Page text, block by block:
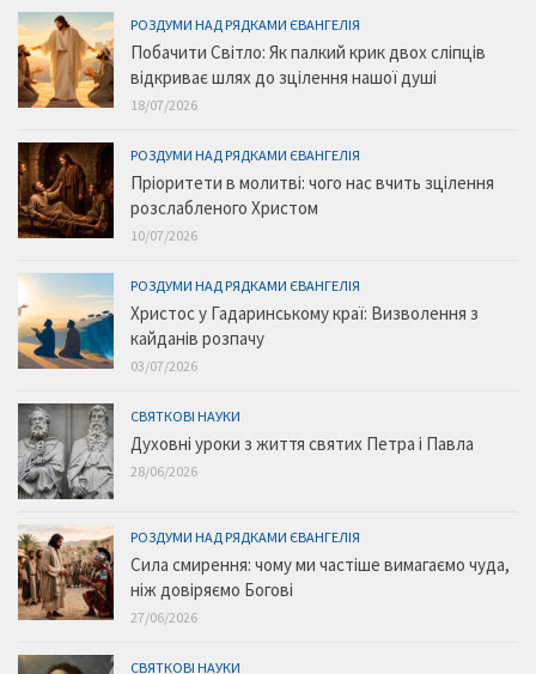
РОЗДУМИ НАД РЯДКАМИ ЄВАНГЕЛІЯ
Побачити Світло: Як палкий крик двох сліпців
відкриває шлях до зцілення нашої душі
18/07/2026
РОЗДУМИ НАД РЯДКАМИ ЄВАНГЕЛІЯ
Пріоритети в молитві: чого нас вчить зцілення
розслабленого Христом
10/07/2026
РОЗДУМИ НАД РЯДКАМИ ЄВАНГЕЛІЯ
Христос у Гадаринському краї: Визволення з
кайданів розпачу
03/07/2026
СВЯТКОВІ НАУКИ
Духовні уроки з життя святих Петра і Павла
28/06/2026
РОЗДУМИ НАД РЯДКАМИ ЄВАНГЕЛІЯ
Сила смирення: чому ми частіше вимагаємо чуда,
ніж довіряємо Богові
27/06/2026
СВЯТКОВІ НАУКИ